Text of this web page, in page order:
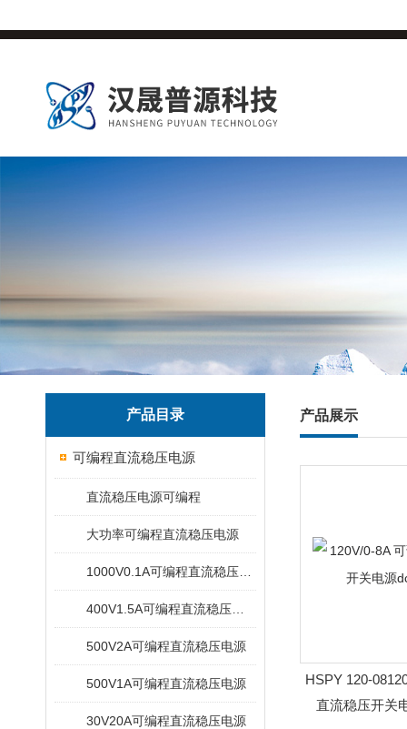
产品目录
可编程直流稳压电源
直流稳压电源可编程
大功率可编程直流稳压电源
500V2A可编程直流稳压电源
500V1A可编程直流稳压电源
30V20A可编程直流稳压电源
产品展示
HSPY 120-
直流稳压开关